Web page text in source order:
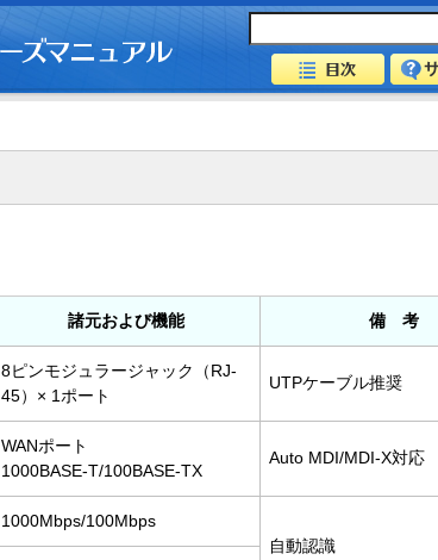
諸元および機能 備 考
8ピンモジュラージャック（RJ-
45）× 1ポート
UTPケーブル推奨
WANポート
1000BASE-T/100BASE-TX
Auto MDI/MDI-X対応
1000Mbps/100Mbps
自動認識